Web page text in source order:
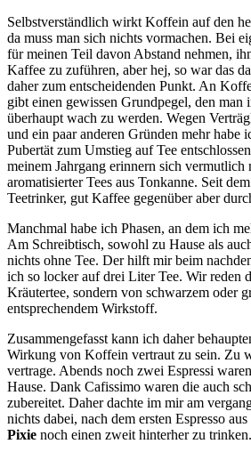
Selbstverständlich wirkt Koffein auf den
da muss man sich nichts vormachen. Bei
für meinen Teil davon Abstand nehmen,
Kaffee zu zuführen, aber hej, so war das
daher zum entscheidenden Punkt. An
gibt einen gewissen Grundpegel, den man
überhaupt wach zu werden. Wegen
und ein paar anderen Gründen mehr habe
Pubertät zum Umstieg auf Tee
meinem Jahrgang erinnern sich vermutlich
aromatisierter Tees aus Tonkanne. Seit
Teetrinker, gut Kaffee gegenüber aber
Manchmal habe ich Phasen, an dem ich
Am Schreibtisch, sowohl zu Hause als
nichts ohne Tee. Der hilft mir beim
ich so locker auf drei Liter Tee. Wir reden
Kräutertee, sondern von schwarzem oder
entsprechendem Wirkstoff.
Zusammengefasst kann ich daher
Wirkung von Koffein vertraut zu sein. Zu
vertrage. Abends noch zwei Espressi
Hause. Dank Cafissimo waren die auch
zubereitet. Daher dachte im mir am
nichts dabei, nach dem ersten Espresso aus
Pixie noch einen zweit hinterher zu trinken.